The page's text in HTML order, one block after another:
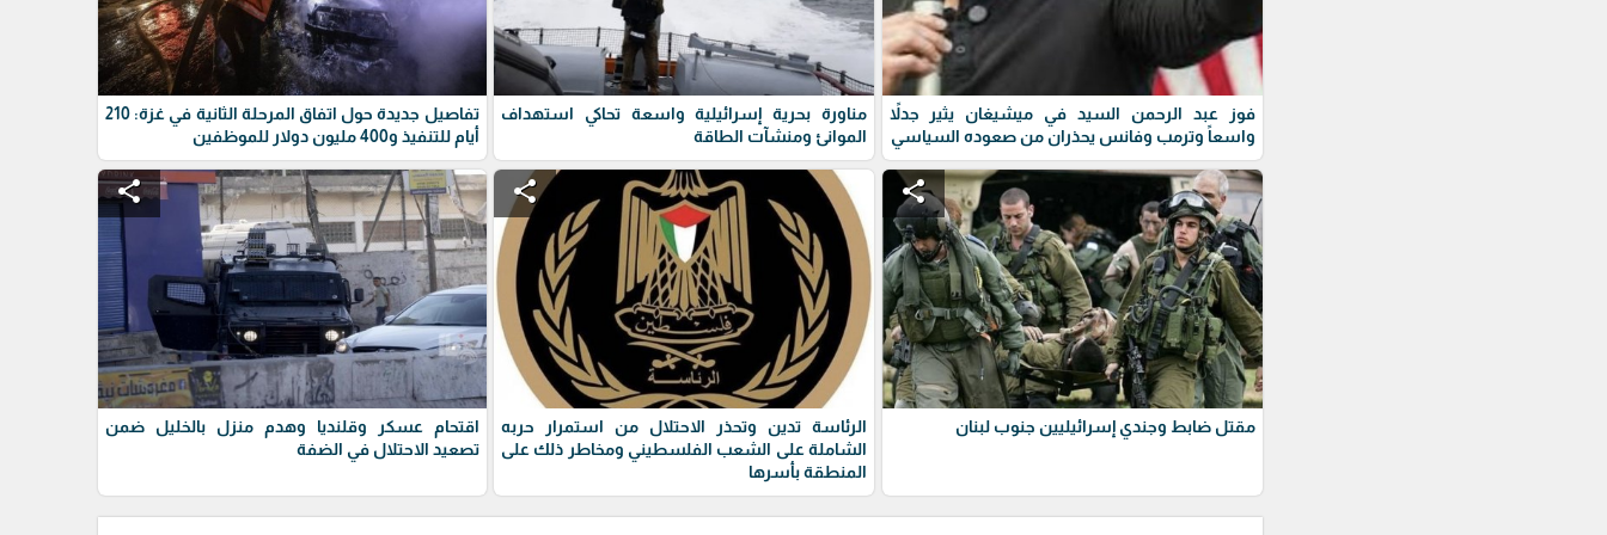
فوز عبد الرحمن السيد في ميشيغان يثير جدلاً
واسعاً وترمب وفانس يحذران من صعوده السياسي
مناورة بحرية إسرائيلية واسعة تحاكي استهداف
الموانئ ومنشآت الطاقة
تفاصيل جديدة حول اتفاق المرحلة الثانية في غزة: 210
أيام للتنفيذ و400 مليون دولار للموظفين
share
مقتل ضابط وجندي إسرائيليين جنوب لبنان
share
الرئاسة تدين وتحذر الاحتلال من استمرار حربه
الشاملة على الشعب الفلسطيني ومخاطر ذلك على
المنطقة بأسرها
share
اقتحام عسكر وقلنديا وهدم منزل بالخليل ضمن
تصعيد الاحتلال في الضفة